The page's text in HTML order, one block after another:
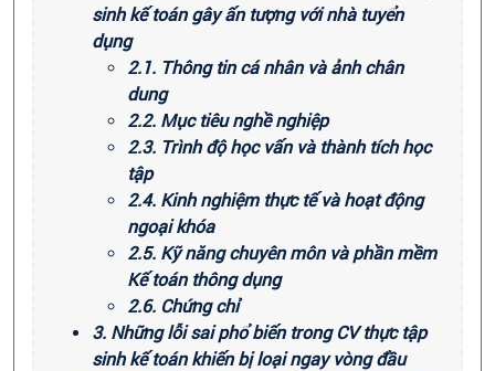
sinh kế toán gây ấn tượng với nhà tuyển
dụng
2.1. Thông tin cá nhân và ảnh chân
dung
2.2. Mục tiêu nghề nghiệp
2.3. Trình độ học vấn và thành tích học
tập
2.4. Kinh nghiệm thực tế và hoạt động
ngoại khóa
2.5. Kỹ năng chuyên môn và phần mềm
Kế toán thông dụng
2.6. Chứng chỉ
3. Những lỗi sai phổ biến trong CV thực tập
sinh kế toán khiến bị loại ngay vòng đầu